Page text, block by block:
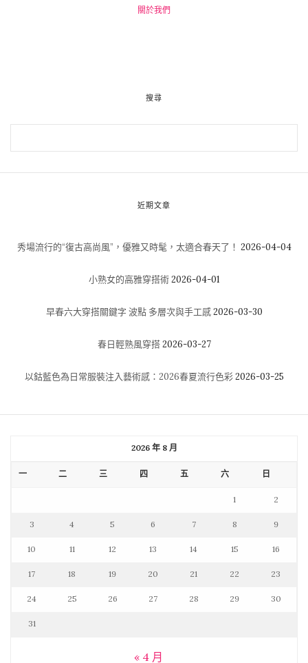
關於我們
搜尋
近期文章
秀場流行的“復古高尚風”，優雅又時髦，太適合春天了！ 2026-04-04
小熟女的高雅穿搭術 2026-04-01
早春六大穿搭關鍵字 波點 多層次與手工感 2026-03-30
春日輕熟風穿搭 2026-03-27
以鈷藍色為日常服裝注入藝術感：2026春夏流行色彩 2026-03-25
2026 年 8 月
一 二 三 四 五 六 日
1 2
3 4 5 6 7 8 9
10 11 12 13 14 15 16
17 18 19 20 21 22 23
24 25 26 27 28 29 30
31
« 4 月